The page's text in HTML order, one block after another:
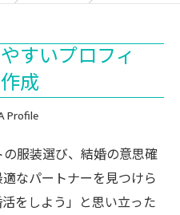
すいプロフィ
成
Profile
服装選び、結婚の意思確
なパートナーを見つけら
をしよう」と思い立った